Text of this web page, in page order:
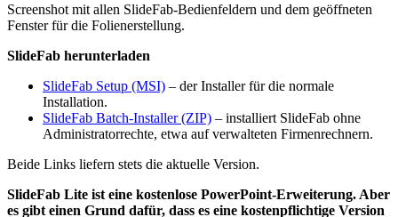
Screenshot mit allen SlideFab-Bedienfeldern und dem geöffneten
Fenster für die Folienerstellung.
SlideFab herunterladen
SlideFab Setup (MSI) – der Installer für die normale
Installation.
SlideFab Batch-Installer (ZIP) – installiert SlideFab ohne
Administratorrechte, etwa auf verwalteten Firmenrechnern.
Beide Links liefern stets die aktuelle Version.
SlideFab Lite ist eine kostenlose PowerPoint-Erweiterung. Aber
es gibt einen Grund dafür, dass es eine kostenpflichtige Version